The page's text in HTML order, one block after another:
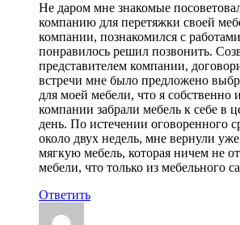
Не даром мне знакомые
компанию для перетяжки своей
компании, познакомился с
понравилось решил позвонить.
представителем компании,
встречи мне было предложено
для моей мебели, что я собственно
компании забрали мебель к себе в
день. По истечении оговоренного
около двух недель, мне вернули
мягкую мебель, которая ничем не
мебели, что только из мебельного
Ответить